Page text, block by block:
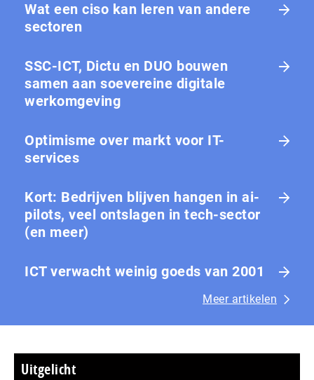
Wat een ciso kan leren van andere
sectoren
SSC-ICT, Dictu en DUO bouwen
samen aan soevereine digitale
werkomgeving
Optimisme over markt voor IT-
services
Kort: Bedrijven blijven hangen in ai-
pilots, veel ontslagen in tech-sector
(en meer)
ICT verwacht weinig goeds van 2001
Meer artikelen
Uitgelicht